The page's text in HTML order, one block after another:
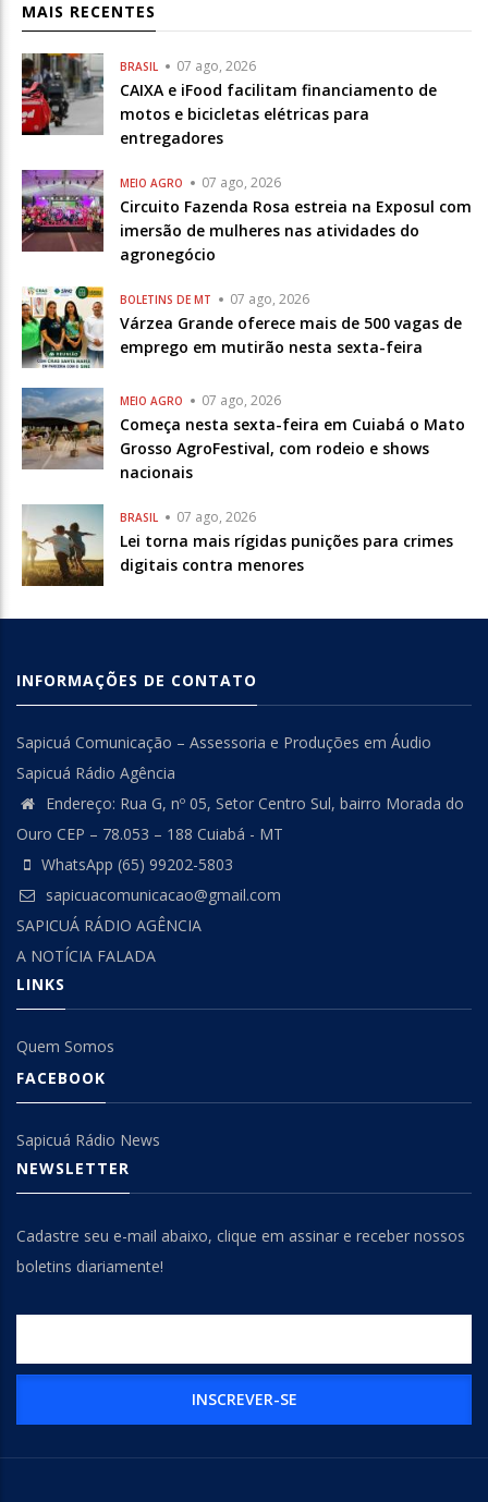
MAIS RECENTES
BRASIL 07 ago, 2026
CAIXA e iFood facilitam financiamento de
motos e bicicletas elétricas para
entregadores
MEIO AGRO 07 ago, 2026
Circuito Fazenda Rosa estreia na Exposul com
imersão de mulheres nas atividades do
agronegócio
BOLETINS DE MT 07 ago, 2026
Várzea Grande oferece mais de 500 vagas de
emprego em mutirão nesta sexta-feira
MEIO AGRO 07 ago, 2026
Começa nesta sexta-feira em Cuiabá o Mato
Grosso AgroFestival, com rodeio e shows
nacionais
BRASIL 07 ago, 2026
Lei torna mais rígidas punições para crimes
digitais contra menores
INFORMAÇÕES DE CONTATO
Sapicuá Comunicação – Assessoria e Produções em Áudio
Sapicuá Rádio Agência
Endereço: Rua G, nº 05, Setor Centro Sul, bairro Morada do
Ouro CEP – 78.053 – 188 Cuiabá - MT
WhatsApp (65) 99202-5803
sapicuacomunicacao@gmail.com
SAPICUÁ RÁDIO AGÊNCIA
A NOTÍCIA FALADA
LINKS
Quem Somos
FACEBOOK
Sapicuá Rádio News
NEWSLETTER
Cadastre seu e-mail abaixo, clique em assinar e receber nossos
boletins diariamente!